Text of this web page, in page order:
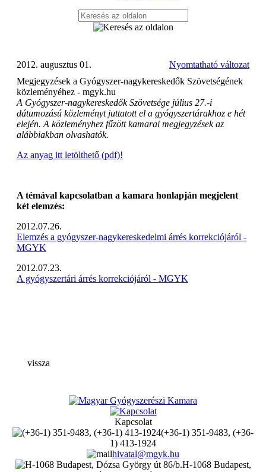
Nyomtatható változat
2012. augusztus 01.
Megjegyzések a Gyógyszer-nagykereskedők Szövetségének
közleményéhez - mgyk.hu
A Gyógyszer-nagykereskedők Szövetsége július 27.-i
dátumozású közleményt juttatott el a gyógyszertárakhoz e hét
elején. A közleményhez fűzött kamarai megjegyzések az
alábbiakban olvashatók.
Az anyag itt letölthető (pdf)!
A témával kapcsolatban a kamara honlapján megjelent
két elemzés:
2012.07.26.
Elemzés a gyógyszer-nagykereskedelmi árrés korrekciójáról -
MGYK
2012.07.23.
A gyógyszertári árrés korrekciójáról - MGYK
vissza
Kapcsolat
(+36-1) 351-9483, (+36-
1) 413-1924
hivatal@mgyk.hu
H-1068 Budapest,